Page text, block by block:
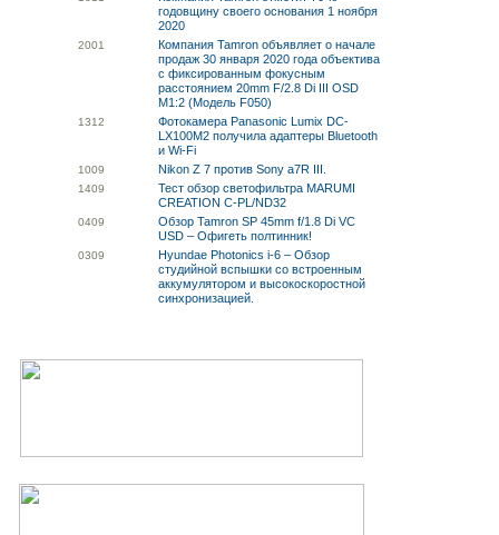
годовщину своего основания 1 ноября
2020
2001
Компания Tamron объявляет о начале
продаж 30 января 2020 года объектива
с фиксированным фокусным
расстоянием 20mm F/2.8 Di III OSD
M1:2 (Модель F050)
1312
Фотокамера Panasonic Lumix DC-
LX100M2 получила адаптеры Bluetooth
и Wi-Fi
1009 Nikon Z 7 против Sony a7R III.
1409
Тест обзор светофильтра MARUMI
CREATION C-PL/ND32
0409
Обзор Tamron SP 45mm f/1.8 Di VC
USD – Офигеть полтинник!
0309
Hyundae Photonics i-6 – Обзор
студийной вспышки со встроенным
аккумулятором и высокоскоростной
синхронизацией.